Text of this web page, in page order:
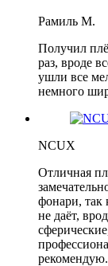
Рамиль М.
Получил
раз, вроде
ушли все
немного
NCUX
Отличная
фонари, так
не даёт,